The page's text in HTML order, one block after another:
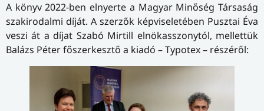
A könyv 2022-ben elnyerte a Magyar Minőség Társaság
szakirodalmi díját. A szerzők képviseletében Pusztai Éva
veszi át a díjat Szabó Mirtill elnökasszonytól, mellettük
Balázs Péter főszerkesztő a kiadó – Typotex – részéről: